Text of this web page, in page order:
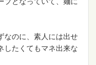
なのに、素人には出せ
したくてもマネ出来な